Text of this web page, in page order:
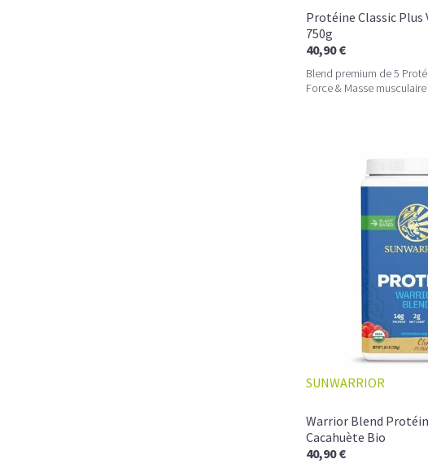
Protéine Classic Plus
750g
40,90 €
Blend premium de 5
Force & Masse musculaire
SUNWARRIOR
Warrior Blend
Cacahuète Bio
40,90 €